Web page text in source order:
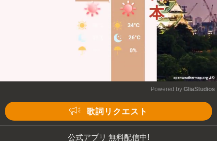
Powered by GliaStudios
歌詞リクエスト
公式アプリ 無料配信中!